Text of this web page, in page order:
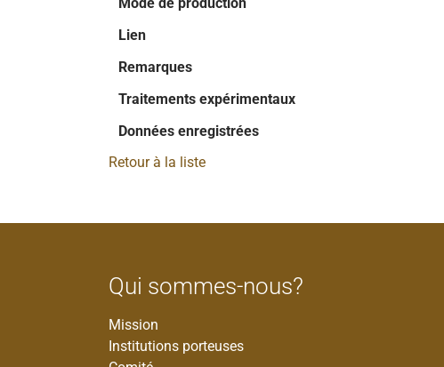
Lien
Remarques
Traitements expérimentaux
Données enregistrées
Retour à la liste
Qui sommes-nous?
Mission
Institutions porteuses